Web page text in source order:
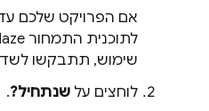
אם הפרויקט שלכם
שימוש, תתבקשו
לוחצים על שנתחיל?.